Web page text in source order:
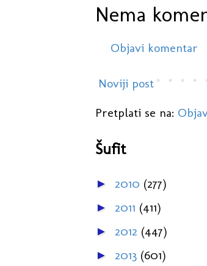
Nema
Objavi komentar
Noviji post
Pretplati se na:
Šufit
► 2010 (277)
► 2011 (411)
► 2012 (447)
► 2013 (601)